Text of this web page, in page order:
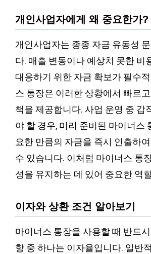
개인사업자에게 왜 중요한가?
개인사업자는 종종 자금 유동성
다. 매출 변동이나 예상치 못한 비
대응하기 위한 자금 확보가 필수
스 통장은 이러한 상황에서 빠르
책을 제공합니다. 사업 운영 중 갑
야 할 경우, 미리 준비된 마이너스
요한 만큼의 자금을 즉시 인출하
수 있습니다. 이처럼 마이너스 통
성을 유지하는 데 있어 중요한 역
이자와 상환 조건 알아보기
마이너스 통장을 사용할 때 반드
항 중 하나는 이자율입니다. 일반